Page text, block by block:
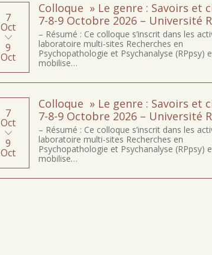
7
Oct
9
Oct
Colloque » Le genre : Savoirs et
7-8-9 Octobre 2026 – Université
– Résumé : Ce colloque s’inscrit dans les
laboratoire multi-sites Recherches en
Psychopathologie et Psychanalyse (RPpsy)
mobilise…
7
Oct
9
Oct
Colloque » Le genre : Savoirs et
7-8-9 Octobre 2026 – Université
– Résumé : Ce colloque s’inscrit dans les
laboratoire multi-sites Recherches en
Psychopathologie et Psychanalyse (RPpsy)
mobilise…